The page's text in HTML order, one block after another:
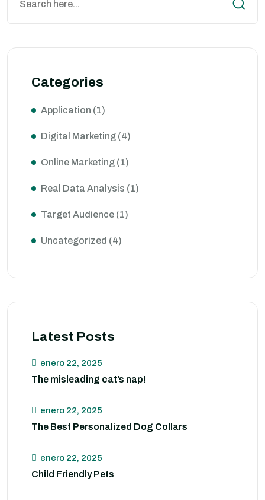
Categories
Application (1)
Digital Marketing (4)
Online Marketing (1)
Real Data Analysis (1)
Target Audience (1)
Uncategorized (4)
Latest Posts
enero 22, 2025
The misleading cat’s nap!
enero 22, 2025
The Best Personalized Dog Collars
enero 22, 2025
Child Friendly Pets